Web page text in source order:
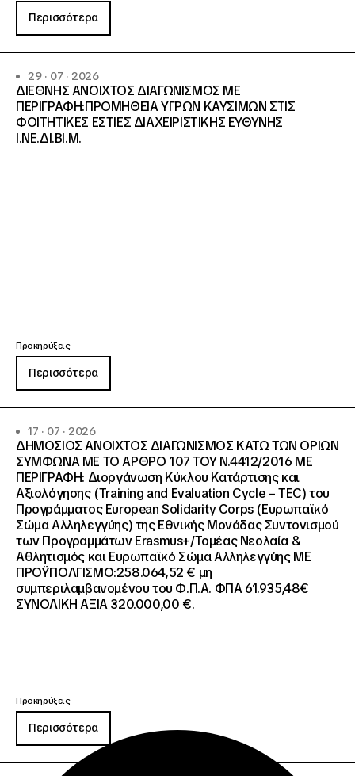
Περισσότερα
29 · 07 · 2026
ΔΙΕΘΝΗΣ ΑΝΟΙΧΤΟΣ ΔΙΑΓΩΝΙΣΜΟΣ ΜΕ
ΠΕΡΙΓΡΑΦΗ:ΠΡΟΜΗΘΕΙΑ ΥΓΡΩΝ ΚΑΥΣΙΜΩΝ ΣΤΙΣ
ΦΟΙΤΗΤΙΚΕΣ ΕΣΤΙΕΣ ΔΙΑΧΕΙΡΙΣΤΙΚΗΣ ΕΥΘΥΝΗΣ
Ι.ΝΕ.ΔΙ.ΒΙ.Μ.
Προκηρύξεις
Περισσότερα
17 · 07 · 2026
ΔΗΜΟΣΙΟΣ ΑΝΟΙΧΤΟΣ ΔΙΑΓΩΝΙΣΜΟΣ ΚΑΤΩ ΤΩΝ ΟΡΙΩΝ
ΣΥΜΦΩΝΑ ΜΕ ΤΟ ΑΡΘΡΟ 107 ΤΟΥ Ν.4412/2016 ΜΕ
ΠΕΡΙΓΡΑΦΗ: Διοργάνωση Κύκλου Κατάρτισης και
Αξιολόγησης (Training and Evaluation Cycle – TEC) του
Προγράμματος European Solidarity Corps (Ευρωπαϊκό
Σώμα Αλληλεγγύης) της Εθνικής Μονάδας Συντονισμού
των Προγραμμάτων Erasmus+/Τομέας Νεολαία &
Αθλητισμός και Ευρωπαϊκό Σώμα Αλληλεγγύης ΜΕ
ΠΡΟΫΠΟΛΓΙΣΜΟ:258.064,52 € μη
συμπεριλαμβανομένου του Φ.Π.Α. ΦΠΑ 61.935,48€
ΣΥΝΟΛΙΚΗ ΑΞΙΑ 320.000,00 €.
Προκηρύξεις
Περισσότερα